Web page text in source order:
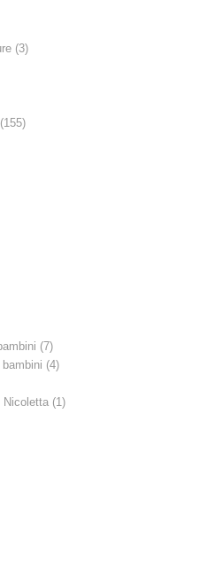
(3)
(155)
(7)
(4)
Nicoletta (1)